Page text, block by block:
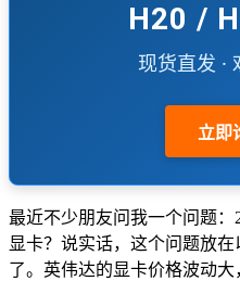
H20 /
现货直发 ·
立即
最近不少朋友问我一个问题：
显卡？说实话，这个问题放
了。英伟达的显卡价格波动大